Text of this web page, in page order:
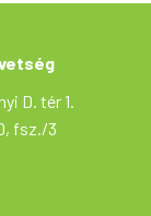
D. tér 1.
fsz./3